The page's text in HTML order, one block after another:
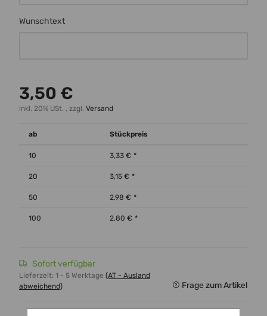
Wunschtext
3,50 €
inkl. 20% USt. , zzgl. Versand
ab Stückpreis
10 3,33 € *
20 3,15 € *
50 2,98 € *
100 2,80 € *
Sofort verfügbar
Lieferzeit: 1 - 5 Werktage (AT - Ausland
abweichend)
Frage zum Artikel